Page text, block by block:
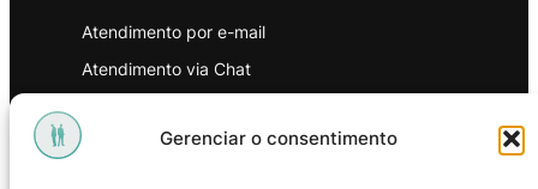
Gerenciar o consentimento
Atendimento por e-mail
Atendimento via Chat